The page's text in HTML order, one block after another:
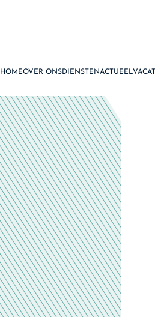
HOMEOVER ONSDIENSTENACTUEEL